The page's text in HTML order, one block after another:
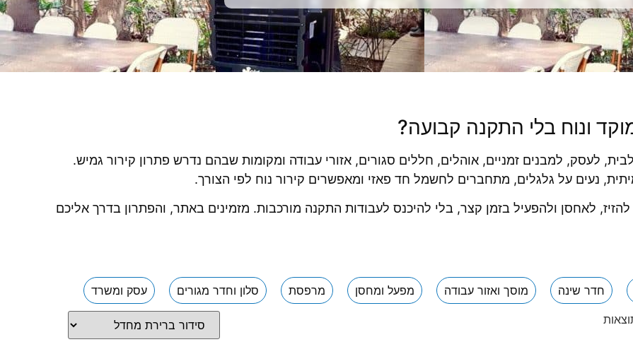
ונוח בלי התקנה קבועה?
לעסק, למבנים זמניים, אוהלים, חללים סגורים, אזורי עבודה ומקומות שבהם נדרש פתרון קירור גמיש.
נעים על גלגלים, מתחברים לחשמל חד פאזי ומאפשרים קירור נוח לפי הצורך.
לאחסן ולהפעיל בזמן קצר, בלי להיכנס לעבודות התקנה מורכבות. מזמינים באתר, והפתרון בדרך אליכם
חדר שינה מוסך ואזור עבודה מפעל ומחסן מרפסת סלון וחדר מגורים עסק ומשרד